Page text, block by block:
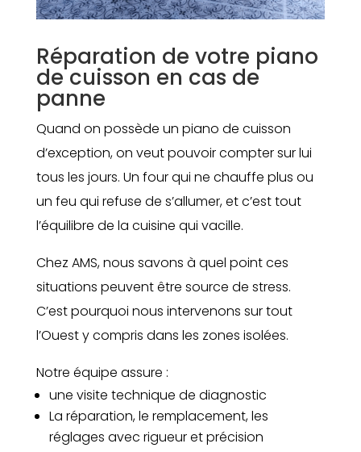
Réparation de votre piano
de cuisson en cas de
panne
Quand on possède un piano de cuisson
d’exception, on veut pouvoir compter sur lui
tous les jours. Un four qui ne chauffe plus ou
un feu qui refuse de s’allumer, et c’est tout
l’équilibre de la cuisine qui vacille.
Chez AMS, nous savons à quel point ces
situations peuvent être source de stress.
C’est pourquoi nous intervenons sur tout
l’Ouest y compris dans les zones isolées.
Notre équipe assure :
une visite technique de diagnostic
La réparation, le remplacement, les
réglages avec rigueur et précision